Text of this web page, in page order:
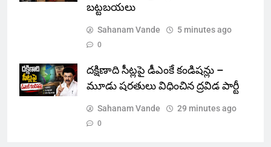
బట్టబయలు
Sahanam Vande 5 minutes ago
0
దక్షిణాది సీట్లపై డీఎంకే కండిషన్లు –
మూడు షరతులు విధించిన ద్రవిడ పార్టీ
Sahanam Vande 29 minutes ago
0